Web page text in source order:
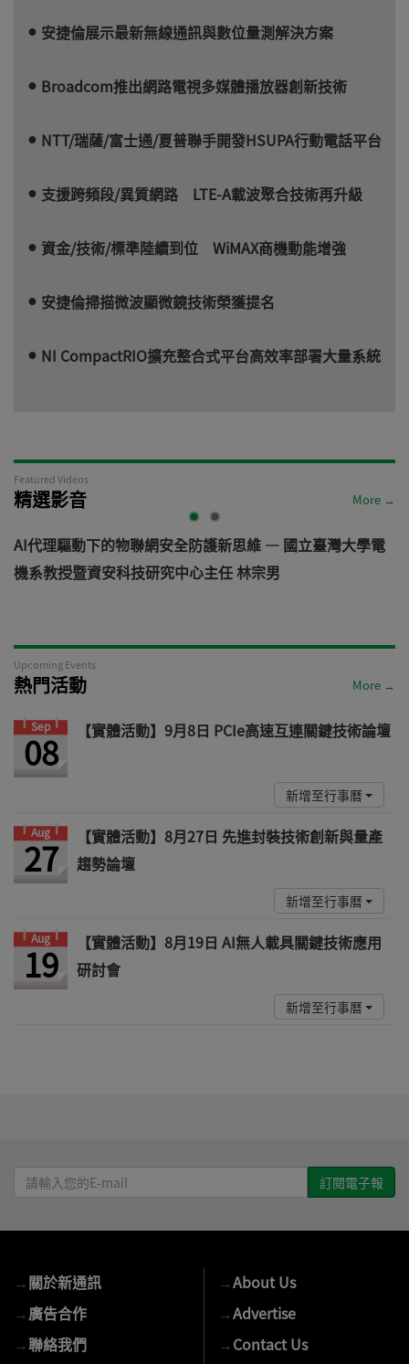
安捷倫展示最新無線通訊與數位量測解決方案
Broadcom推出網路電視多媒體播放器創新技術
NTT/瑞薩/富士通/夏普聯手開發HSUPA行動電話平台
支援跨頻段/異質網路 LTE-A載波聚合技術再升級
資金/技術/標準陸續到位 WiMAX商機動能增強
安捷倫掃描微波顯微鏡技術榮獲提名
NI CompactRIO擴充整合式平台高效率部署大量系統
Featured Videos
精選影音 More →
AI代理驅動下的物聯網安全防護新思維 — 國立臺灣大學電
機系教授暨資安科技研究中心主任 林宗男
Upcoming Events
熱門活動 More →
Sep
08 【實體活動】9月8日 PCIe高速互連關鍵技術論壇
新增至行事曆
Aug
27
【實體活動】8月27日 先進封裝技術創新與量產
趨勢論壇
新增至行事曆
Aug
19
【實體活動】8月19日 AI無人載具關鍵技術應用
研討會
新增至行事曆
請
輸
E-
mail
→關於新通訊
→廣告合作
→聯絡我們
→About Us
→Advertise
→Contact Us